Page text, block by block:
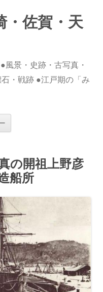
・佐賀・天
景・史跡・古写真・
・戦跡 ●江戸期の「み
ス
キ
ッ
プ
の開祖上野彦
船所